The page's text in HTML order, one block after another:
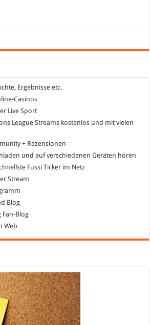
Ergebnisse etc.
Casinos
Live Sport
League Streams kostenlos und mit vielen
+ Rezensionen
und auf verschiedenen Geräten hören
Fussi Ticker im Netz
Stream
Blog
Fan-Blog
Web